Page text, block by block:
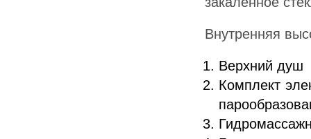
Внутренняя
Верхний душ
Комплект